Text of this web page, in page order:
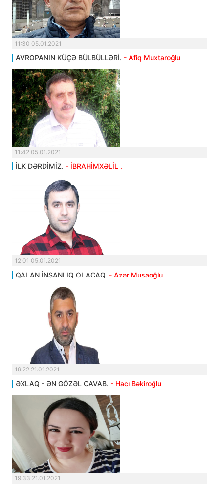
11:30 05.01.2021
AVROPANIN KÜÇƏ BÜLBÜLLƏRİ. - Afiq Muxtaroğlu
11:42 05.01.2021
İLK DƏRDİMİZ. - İBRAHİMXƏLİL .
12:01 05.01.2021
QALAN İNSANLIQ OLACAQ. - Azər Musaoğlu
19:22 21.01.2021
ƏXLAQ - ƏN GÖZƏL CAVAB. - Hacı Bəkiroğlu
19:33 21.01.2021